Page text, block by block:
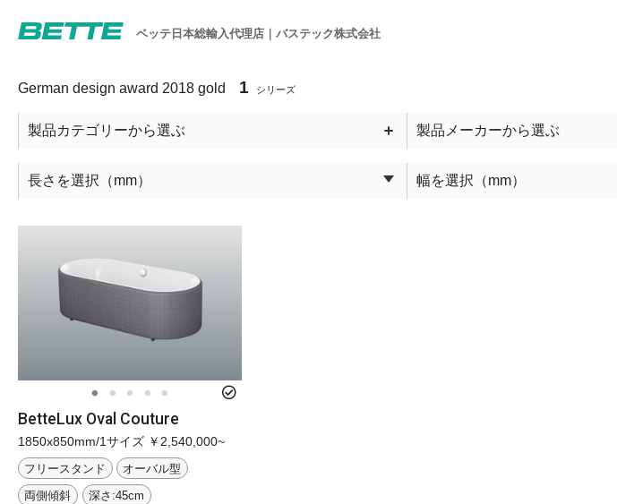
ベッテ日本総輸入代理店｜バステック株式会社
German design award 2018 gold 1
製品カテゴリー 製品メーカー
長さを選択 （mm） 幅を選択 （mm）
BetteLux Oval Couture
1850x850mm/1サイズ ￥2,540,000~
フリースタンド オーバル型
両側傾斜 深さ:45cm